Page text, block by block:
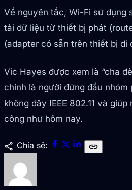
Về nguyên tắc, Wi-Fi sử dụng
tải dữ liệu từ thiết bị phát
(adapter có sẵn trên thiết bị di
Vic Hayes được xem là “cha
chính là người đứng đầu nhóm
không dây IEEE 802.11 và
công như hôm nay.
share Chia sẻ: link